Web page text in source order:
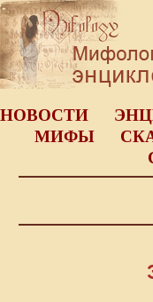
НОВОСТИ
МИФЫ